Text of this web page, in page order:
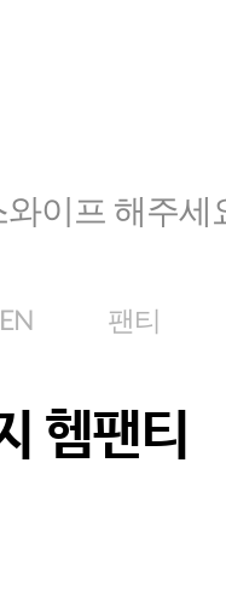
이프 해주세
팬티
헴팬티